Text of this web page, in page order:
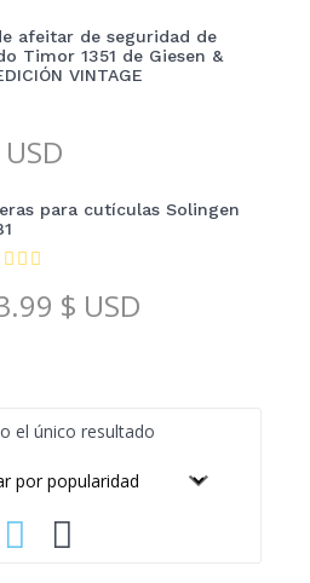
afeitar de seguridad de
Timor 1351 de Giesen &
VINTAGE
para cutículas Solingen
$ USD
el único resultado